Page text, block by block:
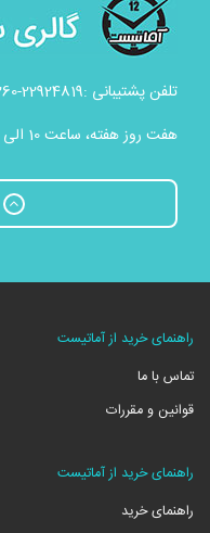
تلفن پشتیبانی :22924819-09122067260
هفت روز هفته، ساعت 10 الی 22 پاسخگوی شما هستیم
راهنمای خرید از آماتیست
تماس با ما
قوانین و مقررات
راهنمای خرید از آماتیست
راهنمای خرید